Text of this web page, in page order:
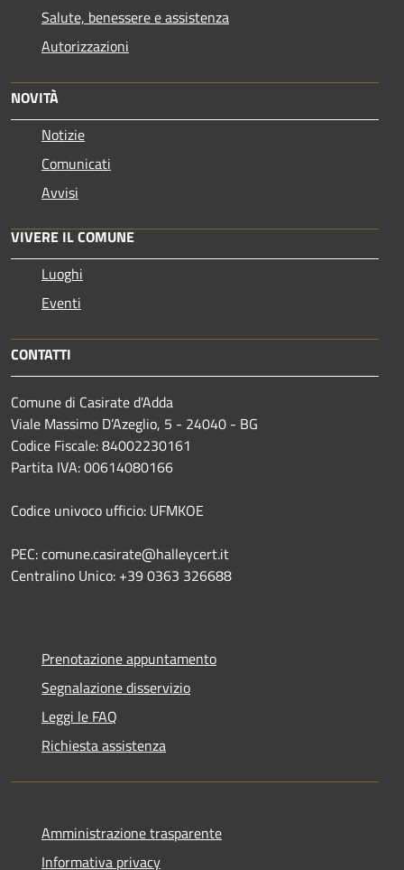
Salute, benessere e assistenza
Autorizzazioni
NOVITÀ
Notizie
Comunicati
Avvisi
VIVERE IL COMUNE
Luoghi
Eventi
CONTATTI
Comune di Casirate d'Adda
Viale Massimo D’Azeglio, 5 - 24040 - BG
Codice Fiscale: 84002230161
Partita IVA: 00614080166
Codice univoco ufficio: UFMKOE
PEC: comune.casirate@halleycert.it
Centralino Unico: +39 0363 326688
Prenotazione appuntamento
Segnalazione disservizio
Leggi le FAQ
Richiesta assistenza
Amministrazione trasparente
Informativa privacy